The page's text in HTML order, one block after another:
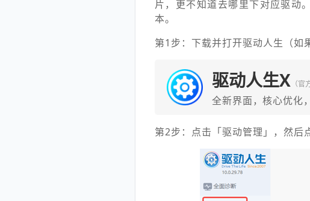
片，更不知道去哪里下对应驱动
本。
第1步：下载并打开驱动人生（如
驱动人生X （官
全新界面，核心优化
第2步：点击「驱动管理」，然后